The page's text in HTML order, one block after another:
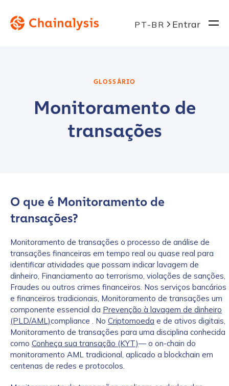
PT-BR Entrar
GLOSSÁRIO
Monitoramento de
transações
O que é Monitoramento de
transações?
Monitoramento de transações o processo de análise de
transações financeiras em tempo real ou quase real para
identificar atividades que possam indicar lavagem de
dinheiro, Financiamento ao terrorismo, violações de sanções,
Fraudes ou outros crimes financeiros. Nos serviços bancários
e financeiros tradicionais, Monitoramento de transações um
componente essencial da Prevenção à lavagem de dinheiro
(PLD/AML)compliance . No Criptomoeda e de ativos digitais,
Monitoramento de transações para uma disciplina conhecida
como Conheça sua transação (KYT)— o on-chain do
monitoramento AML tradicional, aplicado a blockchain em
centenas de redes e protocolos.